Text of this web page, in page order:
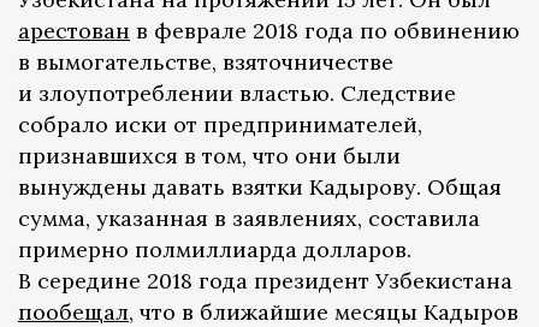
арестован в феврале 2018 года по обвинению
в вымогательстве, взяточничестве
и злоупотреблении властью. Следствие
собрало иски от предпринимателей,
признавшихся в том, что они были
вынуждены давать взятки Кадырову. Общая
сумма, указанная в заявлениях, составила
примерно полмиллиарда долларов.
В середине 2018 года президент Узбекистана
пообещал, что в ближайшие месяцы Кадыров